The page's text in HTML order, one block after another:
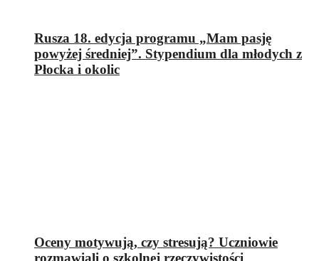
Rusza 18. edycja programu „Mam pasję
powyżej średniej”. Stypendium dla młodych z
Płocka i okolic
Oceny motywują, czy stresują? Uczniowie
rozmawiali o szkolnej rzeczywistości